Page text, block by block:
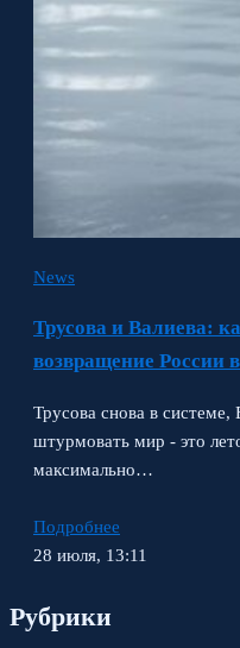
News
Трусова и Валиева:
возвращение России
Трусова снова в
штурмовать мир - это
максимально…
Подробнее
28 июля, 13:11
Рубрики